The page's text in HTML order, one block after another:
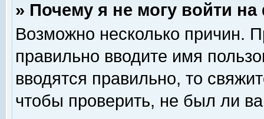
» Почему я не могу войти
Возможно несколько причин.
правильно вводите имя
вводятся правильно, то
чтобы проверить, не был ли